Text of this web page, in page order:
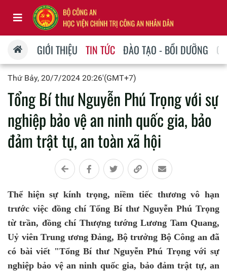
GIỚI THIỆU TIN TỨC ĐÀO TẠO - BỒI DƯỠNG
Thứ Bảy, 20/7/2024 20:26'(GMT+7)
Tổng Bí thư Nguyễn Phú Trọng với sự
nghiệp bảo vệ an ninh quốc gia, bảo
đảm trật tự, an toàn xã hội
Thể hiện sự kính trọng, niềm tiếc thương vô hạn
trước việc đồng chí Tổng Bí thư Nguyễn Phú Trọng
từ trần, đồng chí Thượng tướng Lương Tam Quang,
Uỷ viên Trung ương Đảng, Bộ trưởng Bộ Công an đã
có bài viết "Tổng Bí thư Nguyễn Phú Trọng với sự
nghiệp bảo vệ an ninh quốc gia, bảo đảm trật tự, an